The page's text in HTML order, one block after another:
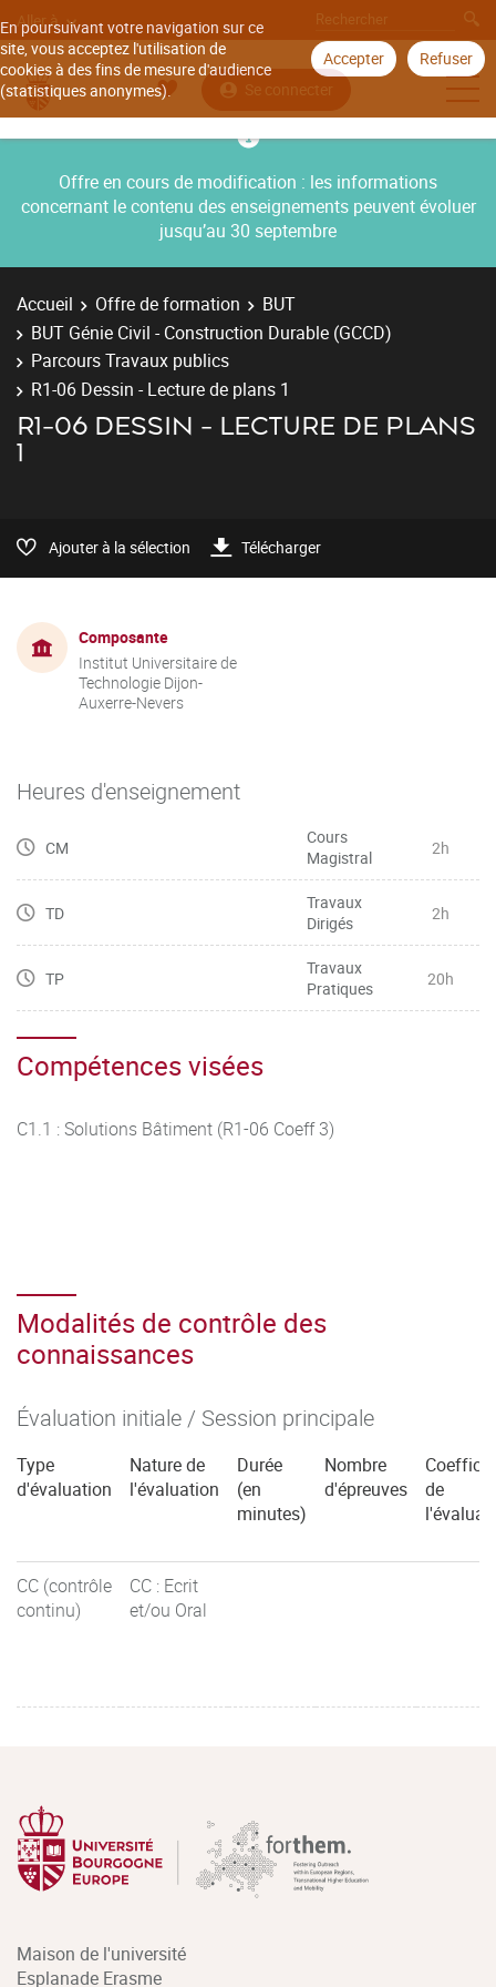
En poursuivant votre navigation sur ce
site, vous acceptez l'utilisation de
cookies à des fins de mesure d'audience
(statistiques anonymes).
Accepter Refuser
Aller à
Se connecter
Offre en cours de modification : les informations
concernant le contenu des enseignements peuvent évoluer
jusqu’au 30 septembre
Accueil Offre de formation
BUT
BUT Génie Civil - Construction Durable (GCCD)
Parcours Travaux publics
R1-06 Dessin - Lecture de plans 1
R1-06 DESSIN - LECTURE DE PLANS
1
Ajouter à la sélection Télécharger
Composante
Institut Universitaire de
Technologie Dijon-
Auxerre-Nevers
Heures d'enseignement
CM
Cours
Magistral
2h
TD
Travaux
Dirigés
2h
TP
Travaux
Pratiques
20h
Compétences visées
C1.1 : Solutions Bâtiment (R1-06 Coeff 3)
Modalités de contrôle des
connaissances
Évaluation initiale / Session principale
Type
d'évaluation
Nature de
l'évaluation
Durée
(en
minutes)
Nombre
d'épreuves
de
CC (contrôle
continu)
CC : Ecrit
et/ou Oral
Maison de l'université
Esplanade Erasme